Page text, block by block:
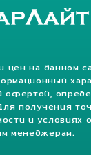
цен на данном
офертой,
получения
и условиях
менеджерам.